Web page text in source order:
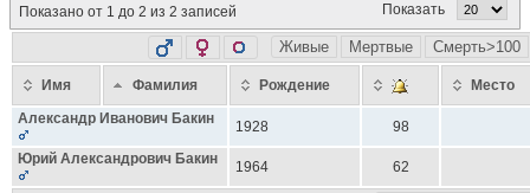
Показано от 1 до 2 из 2 записей
Показать
Живые Мертвые Смерть>100
Имя Фамилия Рождение Место
Александр Иванович Бакин 1928
98
Юрий Александрович Бакин 1964 62